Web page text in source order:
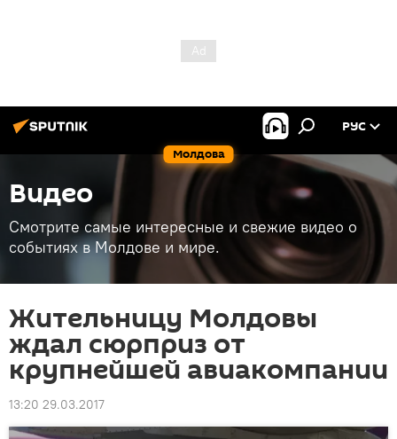
Молдова
РУС
Видео
Смотрите самые интересные и свежие видео о
событиях в Молдове и мире.
Жительницу Молдовы
ждал сюрприз от
крупнейшей авиакомпании
13:20 29.03.2017